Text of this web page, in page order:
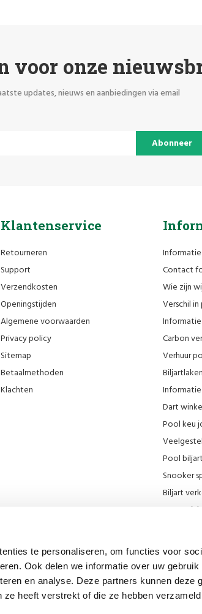
te personaliseren, om functies voor
Ook delen we informatie over uw
en analyse. Deze partners kunnen deze
heeft verstrekt of die ze hebben
voor onze
updates, nieuws en aanbiedingen via email
Abonneer
Klantenservice
Retourneren
Support
Verzendkosten
Openingstijden
Algemene voorwaarden
Privacy policy
Sitemap
Betaalmethoden
Klachten
Contact
Wie zijn
Verschil
Carbon
Verhuur
Dart
Pool keu
Pool
Snooker
Biljart
Onze
Blog
Biljart
Diverse